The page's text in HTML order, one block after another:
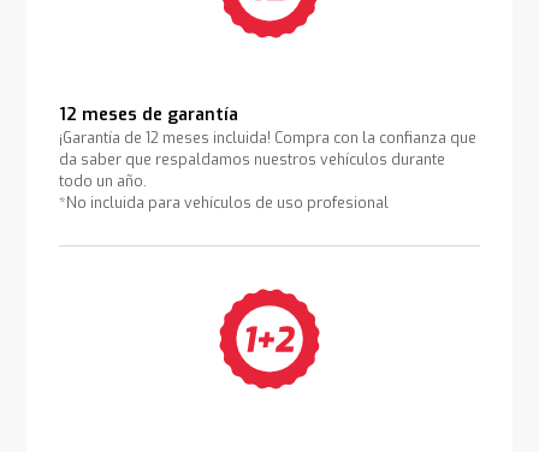
12 meses de garantía
¡Garantía de 12 meses incluida! Compra con la confianza que
da saber que respaldamos nuestros vehículos durante
todo un año.
*No incluida para vehículos de uso profesional